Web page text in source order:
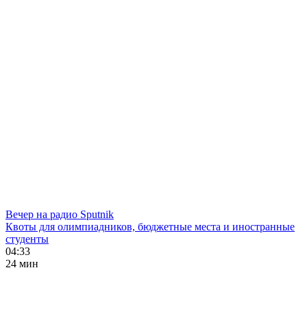
Вечер на радио Sputnik
Квоты для олимпиадников, бюджетные места и иностранные
студенты
04:33
24 мин